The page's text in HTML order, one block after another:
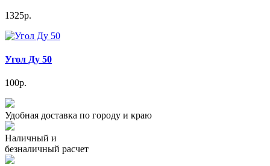
1325р.
Угол Ду 50
100р.
Удобная доставка по городу и краю
Наличный и
безналичный расчет